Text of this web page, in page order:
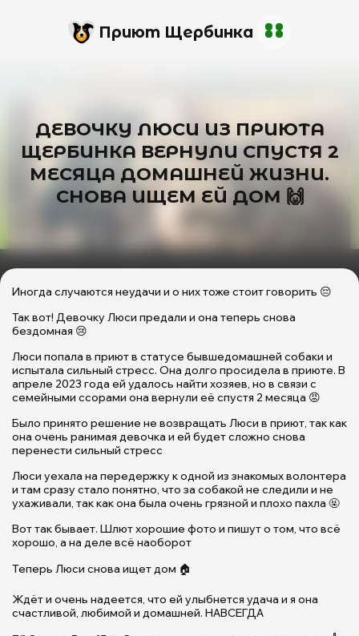
Приют Щербинка
ДЕВОЧКУ ЛЮСИ ИЗ ПРИЮТА
ЩЕРБИНКА ВЕРНУЛИ СПУСТЯ 2
МЕСЯЦА ДОМАШНЕЙ ЖИЗНИ.
СНОВА ИЩЕМ ЕЙ ДОМ 🙌
Иногда случаются неудачи и о них тоже стоит говорить 😔
Так вот! Девочку Люси предали и она теперь снова
бездомная 😢
Люси попала в приют в статусе бывшедомашней собаки и
испытала сильный стресс. Она долго просидела в приюте. В
апреле 2023 года ей удалось найти хозяев, но в связи с
семейными ссорами она вернули её спустя 2 месяца 😡
Было принято решение не возвращать Люси в приют, так как
она очень ранимая девочка и ей будет сложно снова
перенести сильный стресс
Люси уехала на передержку к одной из знакомых волонтера
и там сразу стало понятно, что за собакой не следили и не
ухаживали, так как она была очень грязной и плохо пахла 🤬
Вот так бывает. Шлют хорошие фото и пишут о том, что всё
хорошо, а на деле всё наоборот
Теперь Люси снова ищет дом 🏠
Ждёт и очень надеется, что ей улыбнется удача и я она
счастливой, любимой и домашней. НАВСЕГДА